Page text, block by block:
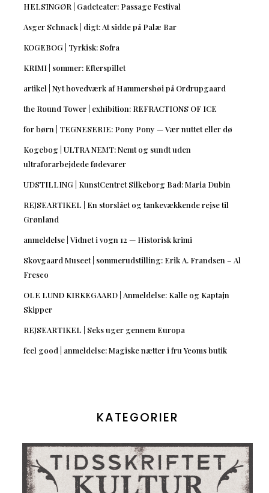
HELSINGØR | Gadeteater: Passage Festival
Asger Schnack | digt: At sidde på Palæ Bar
KOGEBOG | Tyrkisk: Sofra
KRIMI | sommer: Efterspillet
artikel | Nyt hovedværk af Hammershøi på Ordrupgaard
the Round Tower | exhibition: REFRACTIONS OF ICE
for børn | TEGNESERIE: Pony Pony — Vær nuttet eller dø
Kogebog | ULTRA NEMT: Nemt og sundt uden
ultraforarbejdede fødevarer
UDSTILLING | KunstCentret Silkeborg Bad: Maria Dubin
REJSEARTIKEL | En storslået og tankevækkende rejse til
Grønland
anmeldelse | Vidnet i vogn 12 — Historisk krimi
Skovgaard Museet | sommerudstilling: Erik A. Frandsen – Al
Fresco
OLE LUND KIRKEGAARD | Anmeldelse: Kalle og Kaptajn
Skipper
REJSEARTIKEL | Seks uger gennem Europa
feel good | anmeldelse: Magiske nætter i fru Yeoms butik
KATEGORIER